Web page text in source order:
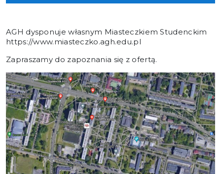
AGH dysponuje własnym Miasteczkiem Studenckim
https://www.miasteczko.agh.edu.pl
Zapraszamy do zapoznania się z ofertą.